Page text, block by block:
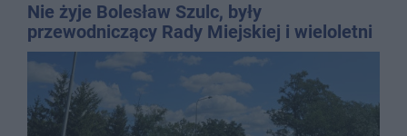
Nie żyje Bolesław Szulc, były
przewodniczący Rady Miejskiej i wieloletni
dyrektor SP 14